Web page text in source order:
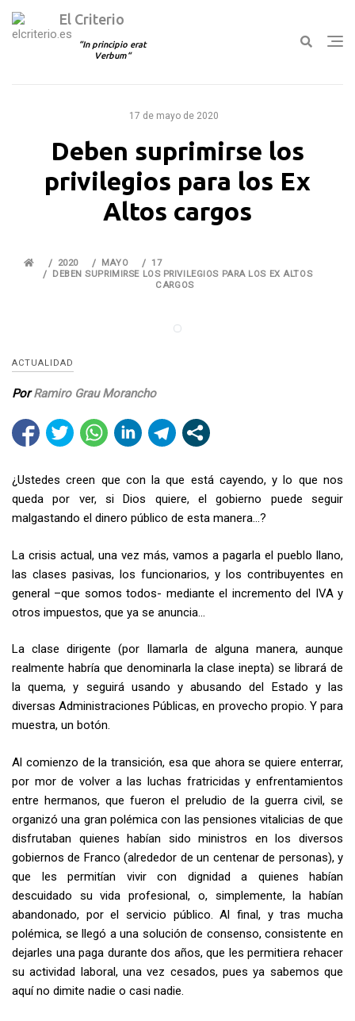
El Criterio
In principio erat
Verbum
17 de mayo de 2020
Deben suprimirse los
privilegios para los Ex
Altos cargos
2020 MAYO
17
DEBEN SUPRIMIRSE LOS PRIVILEGIOS PARA LOS EX ALTOS
CARGOS
ACTUALIDAD
PorRamiro Grau Morancho
¿Ustedes creen que con la que está cayendo, y lo que nos
queda por ver, si Dios quiere, el gobierno puede seguir
malgastando el dinero público de esta manera…?
La crisis actual, una vez más, vamos a pagarla el pueblo llano,
las clases pasivas, los funcionarios, y los contribuyentes en
general –que somos todos- mediante el incremento del IVA y
otros impuestos, que ya se anuncia…
La clase dirigente (por llamarla de alguna manera, aunque
realmente habría que denominarla la clase inepta) se librará de
la quema, y seguirá usando y abusando del Estado y las
diversas Administraciones Públicas, en provecho propio. Y para
muestra, un botón.
Al comienzo de la transición, esa que ahora se quiere enterrar,
por mor de volver a las luchas fratricidas y enfrentamientos
entre hermanos, que fueron el preludio de la guerra civil, se
organizó una gran polémica con las pensiones vitalicias de que
disfrutaban quienes habían sido ministros en los diversos
gobiernos de Franco (alrededor de un centenar de personas), y
que les permitían vivir con dignidad a quienes habían
descuidado su vida profesional, o, simplemente, la habían
abandonado, por el servicio público. Al final, y tras mucha
polémica, se llegó a una solución de consenso, consistente en
dejarles una paga durante dos años, que les permitiera rehacer
su actividad laboral, una vez cesados, pues ya sabemos que
aquí no dimite nadie o casi nadie.